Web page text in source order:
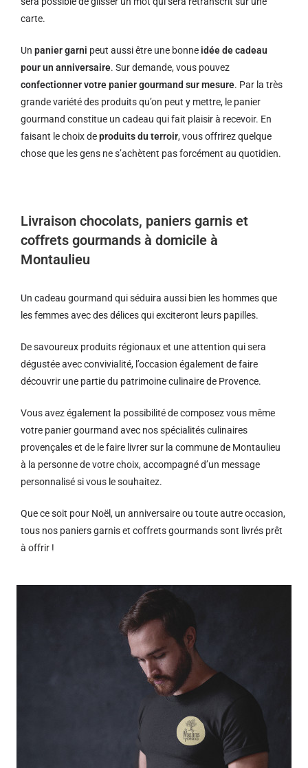
carte.
Un panier garni peut aussi être une bonne idée de cadeau
pour un anniversaire. Sur demande, vous pouvez
confectionner votre panier gourmand sur mesure. Par la très
grande variété des produits qu’on peut y mettre, le panier
gourmand constitue un cadeau qui fait plaisir à recevoir. En
faisant le choix deproduits du terroir, vous offrirez quelque
chose que les gens ne s’achètent pas forcément au quotidien.
Livraison chocolats, paniers garnis et
coffrets gourmands à domicile à
Montaulieu
Un cadeau gourmand qui séduira aussi bien les hommes que
les femmes avec des délices qui exciteront leurs papilles.
De savoureux produits régionaux et une attention qui sera
dégustée avec convivialité, l’occasion également de faire
découvrir une partie du patrimoine culinaire de Provence.
Vous avez également la possibilité de composez vous même
votre panier gourmand avec nos spécialités culinaires
provençales et de le faire livrer sur la commune de Montaulieu
à la personne de votre choix, accompagné d’un message
personnalisé si vous le souhaitez.
Que ce soit pour Noël, un anniversaire ou toute autre occasion,
tous nos paniers garnis et coffrets gourmands sont livrés prêt
à offrir !